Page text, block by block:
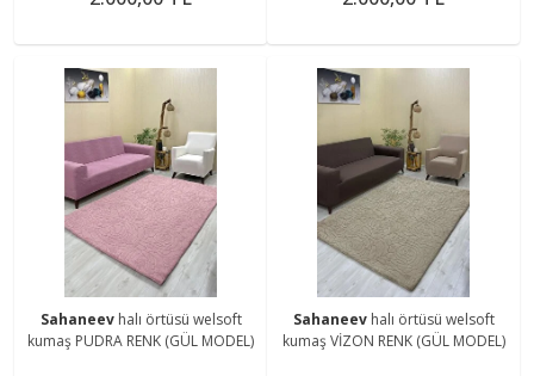
Sahaneev halı örtüsü welsoft
kumaş PUDRA RENK (GÜL MODEL)
Sahaneev halı örtüsü welsoft
kumaş VİZON RENK (GÜL MODEL)